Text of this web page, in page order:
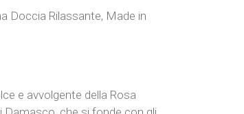
Doccia Rilassante, Made in
e avvolgente della Rosa